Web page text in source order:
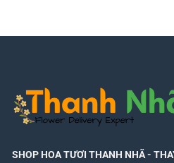
SHOP HOA TƯƠI THANH NHÃ-